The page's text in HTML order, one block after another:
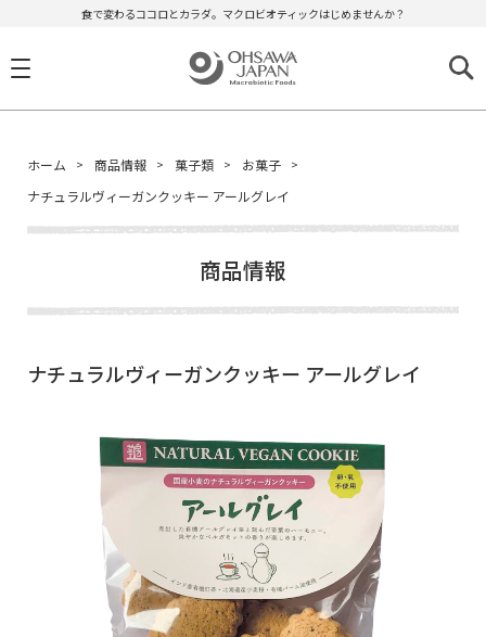
食で変わるココロとカラダ。マクロビオティックはじめませんか？
ホーム 商品情報 菓子類
お菓子
ナチュラルヴィーガンクッキー アールグレイ
商品情報
ナチュラルヴィーガンクッキー アールグレイ